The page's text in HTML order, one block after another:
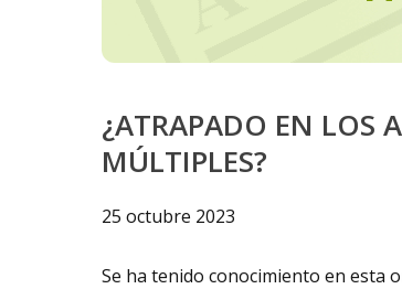
¿ATRAPADO EN LOS
MÚLTIPLES?
25 octubre 2023
Se ha tenido conocimiento en esta